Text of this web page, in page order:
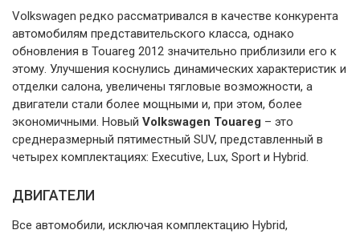
Volkswagen редко рассматривался в качестве конкурента
автомобилям представительского класса, однако
обновления в Touareg 2012 значительно приблизили его к
этому. Улучшения коснулись динамических характеристик и
отделки салона, увеличены тягловые возможности, а
двигатели стали более мощными и, при этом, более
экономичными. Новый Volkswagen Touareg – это
среднеразмерный пятиместный SUV, представленный в
четырех комплектациях: Executive, Lux, Sport и Hybrid.
ДВИГАТЕЛИ
Все автомобили, исключая комплектацию Hybrid,